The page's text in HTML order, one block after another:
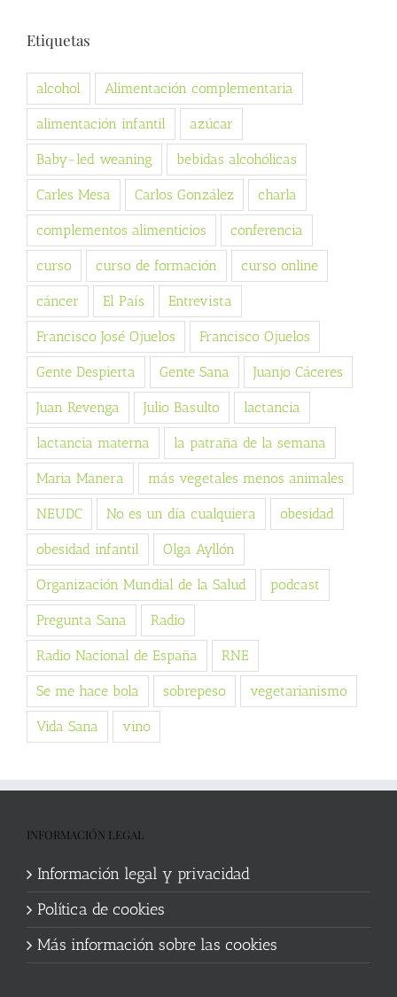
Etiquetas
alcohol Alimentación complementaria
alimentación infantil azúcar
Baby-led weaning bebidas alcohólicas
Carles Mesa Carlos González charla
complementos alimenticios conferencia
curso curso de formación curso online
cáncer El País Entrevista
Francisco José Ojuelos Francisco Ojuelos
Gente Despierta Gente Sana Juanjo Cáceres
Juan Revenga Julio Basulto lactancia
lactancia materna la patraña de la semana
Maria Manera más vegetales menos animales
NEUDC No es un día cualquiera obesidad
obesidad infantil Olga Ayllón
Organización Mundial de la Salud podcast
Pregunta Sana Radio
Radio Nacional de España RNE
Se me hace bola sobrepeso vegetarianismo
Vida Sana vino
INFORMACIÓN LEGAL
Información legal y privacidad
Política de cookies
Más información sobre las cookies